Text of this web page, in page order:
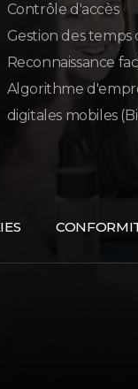
Contrôle d'accès
Gestion des temps
Reconnaissance
Algorithme
digitales mobiles